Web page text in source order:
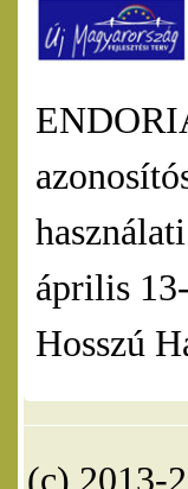
április
Hosszú
(c) 2013-